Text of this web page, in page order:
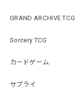
GRAND ARCHIVE TCG
Sorcery TCG
カードゲーム
サプライ